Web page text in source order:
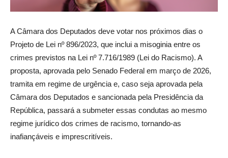
A Câmara dos Deputados deve votar nos próximos dias o
Projeto de Lei nº 896/2023, que inclui a misoginia entre os
crimes previstos na Lei nº 7.716/1989 (Lei do Racismo). A
proposta, aprovada pelo Senado Federal em março de 2026,
tramita em regime de urgência e, caso seja aprovada pela
Câmara dos Deputados e sancionada pela Presidência da
República, passará a submeter essas condutas ao mesmo
regime jurídico dos crimes de racismo, tornando-as
inafiançáveis e imprescritíveis.